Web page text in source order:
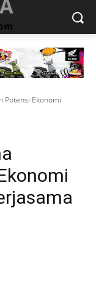
Potensi Ekonomi